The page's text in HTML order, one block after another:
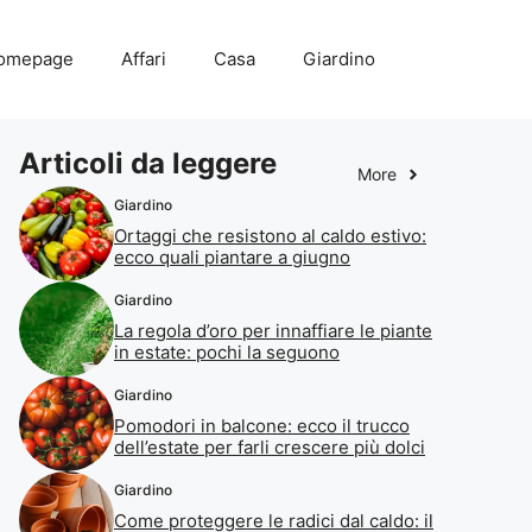
Affari Casa Giardino
Articoli da leggere More
Giardino
Ortaggi che resistono al caldo estivo:
ecco quali piantare a giugno
Giardino
La regola d’oro per innaffiare le piante
in estate: pochi la seguono
Giardino
Pomodori in balcone: ecco il trucco
dell’estate per farli crescere più dolci
Giardino
Come proteggere le radici dal caldo: il